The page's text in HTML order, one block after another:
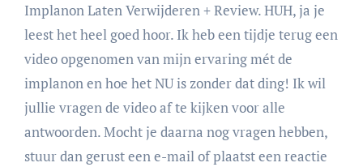
Implanon Laten Verwijderen + Review. HUH, ja je
leest het heel goed hoor. Ik heb een tijdje terug een
video opgenomen van mijn ervaring mét de
implanon en hoe het NU is zonder dat ding! Ik wil
jullie vragen de video af te kijken voor alle
antwoorden. Mocht je daarna nog vragen hebben,
stuur dan gerust een e-mail of plaatst een reactie